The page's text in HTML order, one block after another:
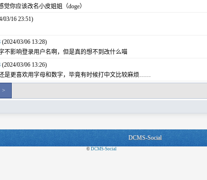
觉你应该改名小皮姐姐（doge）
03/16 23:51)
(2024/03/06 13:28)
不影响登录用户名啊，但是真的想不到改什么喵
(2024/03/06 13:26)
是更喜欢用字母和数字，毕竟有时候打中文比较麻烦……
>
DCMS-Social
© DCMS-Social